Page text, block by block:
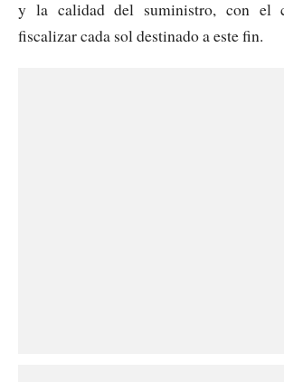
y la calidad del suministro, con el
fiscalizar cada sol destinado a este fin.